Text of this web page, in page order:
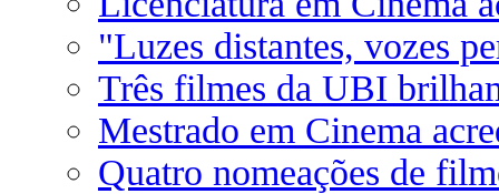
"Luzes distantes, vozes
Três filmes da UBI
Mestrado em Cinema
Quatro nomeações de